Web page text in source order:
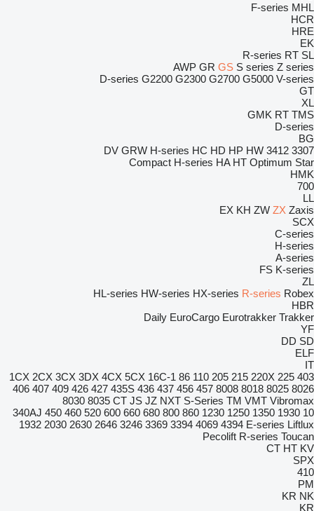
F-series MHL
HCR
HRE
EK
R-series RT SL
AWP GR GS S series Z series
D-series G2200 G2300 G2700 G5000 V-series
GT
XL
GMK RT TMS
D-series
BG
3307
3412
DV GRW H-series HC HD HP HW
Compact H-series HA HT Optimum Star
HMK
700
LL
EX KH ZW ZX Zaxis
SCX
C-series
H-series
A-series
FS K-series
ZL
HL-series HW-series HX-series R-series Robex
HBR
Daily EuroCargo Eurotrakker Trakker
YF
DD SD
ELF
IT
1CX 2CX 3CX 3DX 4CX 5CX 16C-1 86 110 205 215 220X 225 403
406 407 409 426 427 435S 436 437 456 457 8008 8018 8025 8026
8030 8035 CT JS JZ NXT S-Series TM VMT Vibromax
10
340AJ 450 460 520 600 660 680 800 860 1230 1250 1350 1930
1932 2030 2630 2646 3246 3369 3394 4069 4394 E-series Liftlux
Pecolift R-series Toucan
CT HT KV
SPX
410
PM
KR NK
KR